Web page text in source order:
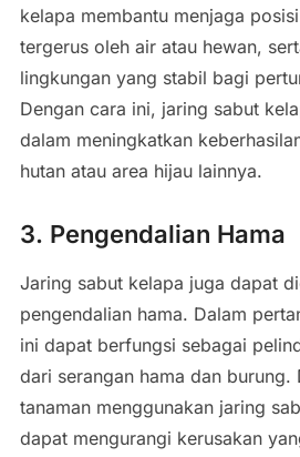
kelapa membantu menjaga
tergerus oleh air atau hewan,
lingkungan yang stabil bagi
Dengan cara ini, jaring sabut
dalam meningkatkan
hutan atau area hijau lainnya.
3. Pengendalian Hama
Jaring sabut kelapa juga dapat
pengendalian hama. Dalam
ini dapat berfungsi sebagai
dari serangan hama dan burung.
tanaman menggunakan jaring
dapat mengurangi kerusakan